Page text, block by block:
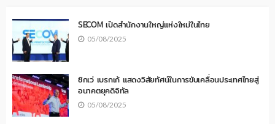
SECOM เปิดสำนักงานใหญ่แห่งใหม่ในไทย
05/08/2025
ซิกเว่ เบรกเก้ แสดงวิสัยทัศน์ในการขับเคลื่อนประเทศไทยสู่
อนาคตยุคดิจิทัล
05/08/2025